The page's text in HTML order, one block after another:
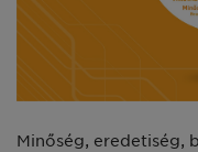
Minőség, eredetiség,